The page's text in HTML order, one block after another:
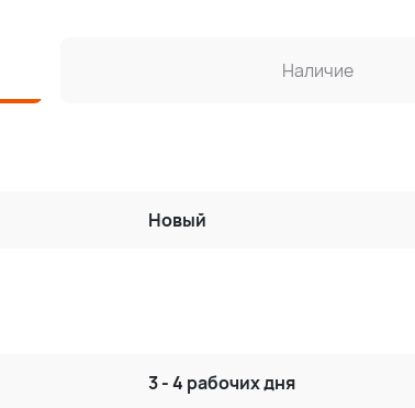
Наличие
Новый
3 - 4 рабочих дня